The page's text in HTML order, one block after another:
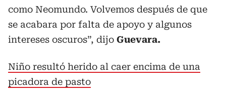
como Neomundo. Volvemos después de que
se acabara por falta de apoyo y algunos
intereses oscuros”, dijo Guevara.
Niño resultó herido al caer encima de una
picadora de pasto